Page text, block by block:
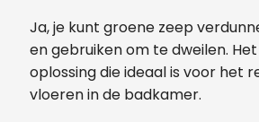
Ja, je kunt groene zeep
en gebruiken om te dweilen.
oplossing die ideaal is voor het
vloeren in de badkamer.